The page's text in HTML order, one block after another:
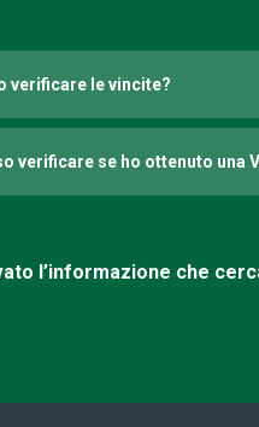
verificare le vincite?
verificare se ho ottenuto una
l’informazione che